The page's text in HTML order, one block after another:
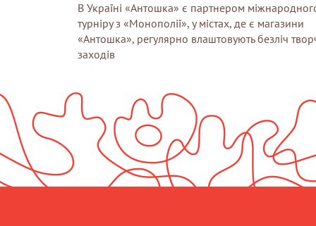
В Україні «Антошка» є партнером
турніру з «Монополії», у містах, де є магазини
«Антошка», регулярно влаштовують безліч
заходів